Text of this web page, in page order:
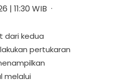
| 11:30 WIB ·
dari kedua
pertukaran
melalui